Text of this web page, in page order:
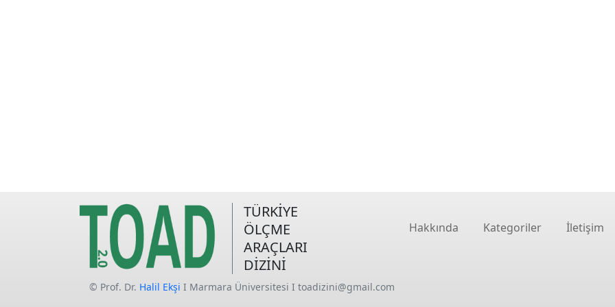
TÜRKİYE
ÖLÇME
ARAÇLARI
DİZİNİ
Hakkında Kategoriler İletişim
© Prof. Dr. Halil Ekşi I Marmara Üniversitesi I toadizini@gmail.com